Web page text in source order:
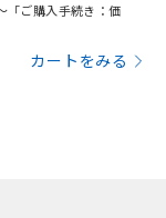
「ご購入手続き：価
カートをみる